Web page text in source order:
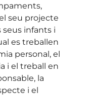
seu projecte
infants i
es treballen
personal, el
i el treball en
la
i el